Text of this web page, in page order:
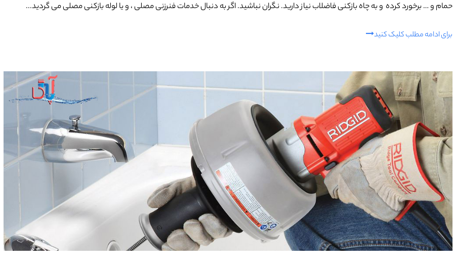
حمام و … برخورد کرده و به چاه بازکنی فاضلاب نیاز دارید. نگران نباشید. اگر به دنبال خدمات فنرزنی مصلی ، و یا لوله بازکنی مصلی می گردید...
برای ادامه مطلب کلیک کنید